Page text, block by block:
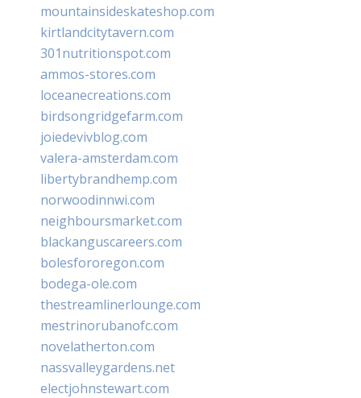
mountainsideskateshop.com
kirtlandcitytavern.com
301nutritionspot.com
ammos-stores.com
loceanecreations.com
birdsongridgefarm.com
joiedevivblog.com
valera-amsterdam.com
libertybrandhemp.com
norwoodinnwi.com
neighboursmarket.com
blackanguscareers.com
bolesfororegon.com
bodega-ole.com
thestreamlinerlounge.com
mestrinorubanofc.com
novelatherton.com
nassvalleygardens.net
electjohnstewart.com